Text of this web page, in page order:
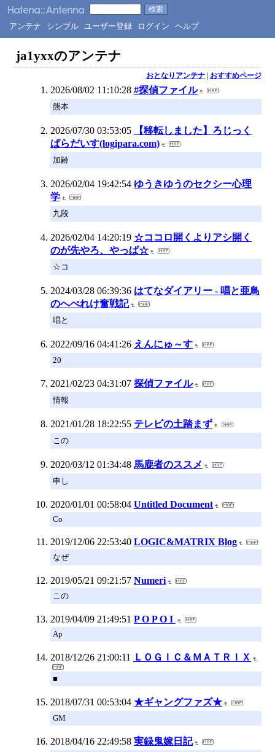
アンテナ シンプル ユーザー登録 ログイン ヘルプ
ja1yxxのアンテナ
おとなりアンテナ| おすすめページ
2026/08/02 11:10:28 #探偵ファイル
熊本
2026/07/30 03:53:05
【移転しました】ろじっく
ぱらだいす(logipara.com)
加齢
2026/02/04 19:42:54 ゆうきゆうのセクシー心理
学
九段
2026/02/04 14:20:19 ☆ココロ開くよりアシ開く
のが先やろ、やっぱ☆
☆コ
2024/03/28 06:39:36 はてなダイアリー - 唱と亜鳥
のへべれけ奮戦記
唱と
2022/09/16 04:41:26 えんにゅ～す
20
2021/02/23 04:31:07 探偵ファイル
情報
2021/01/28 18:22:55 テレビの土踏まず
この
2020/03/12 01:34:48 馬鹿者のススメ
申し
2020/01/01 00:58:04 Untitled Document
Co
2019/12/06 22:53:40 LOGIC&MATRIX Blog
なぜ
2019/05/21 09:21:57 Numeri
この
2019/04/09 21:49:51 P O P O I
Ap
2018/12/26 21:00:11 ＬＯＧＩＣ＆ＭＡＴＲＩＸ
■
2018/07/31 00:53:04 ★ギャングファズ★
GM
2018/04/16 22:49:58 実録鬼嫁日記